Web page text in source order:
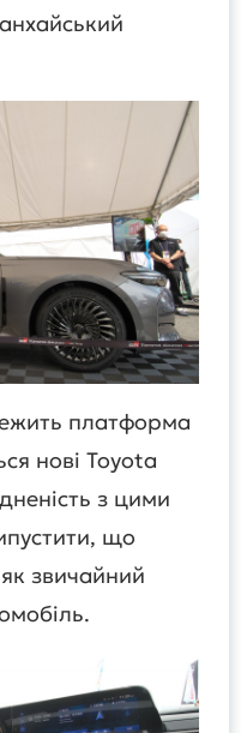
платформа
нові Toyota
з цими
що
звичайний